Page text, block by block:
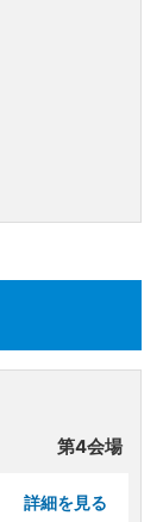
第4会場
詳細を見る